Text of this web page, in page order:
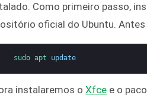
Como primeiro passo,
oficial do Ubuntu.
sudo apt update
instalaremos oXfce e o